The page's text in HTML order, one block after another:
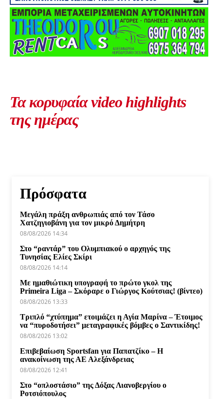
Τα κορυφαία video highlights
της ημέρας
Πρόσφατα
Μεγάλη πράξη ανθρωπιάς από τον Τάσο
Χατζηγιοβάνη για τον μικρό Δημήτρη
08/08/2026 14:34
Στο “ραντάρ” του Ολυμπιακού ο αρχηγός της
Τυνησίας Ελίες Σκίρι
08/08/2026 14:14
Με ημαθιώτικη υπογραφή το πρώτο γκολ της
Primeira Liga – Σκόραρε ο Γιώργος Κούτσιας! (βίντεο)
08/08/2026 13:33
Τριπλό “χτύπημα” ετοιμάζει η Αγία Μαρίνα – Έτοιμος
να “πυροδοτήσει” μεταγραφικές βόμβες ο Σαντικίδης!
08/08/2026 13:02
Επιβεβαίωση Sportsfan για Παπατζίκο – Η
ανακοίνωση της ΑΕ Αλεξάνδρειας
08/08/2026 12:41
Στο “οπλοστάσιο” της Δόξας Λιανοβεργίου ο
Ροτσιόπουλος